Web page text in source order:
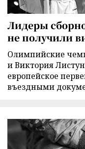
Лидеры
не получили
Олимпийские
и Виктория
европейское
въездными